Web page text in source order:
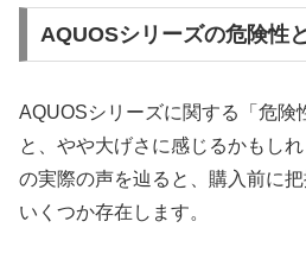
AQUOSシリーズの危険性
AQUOSシリーズに関する「危険
と、やや大げさに感じるかもし
の実際の声を辿ると、購入前に
いくつか存在します。